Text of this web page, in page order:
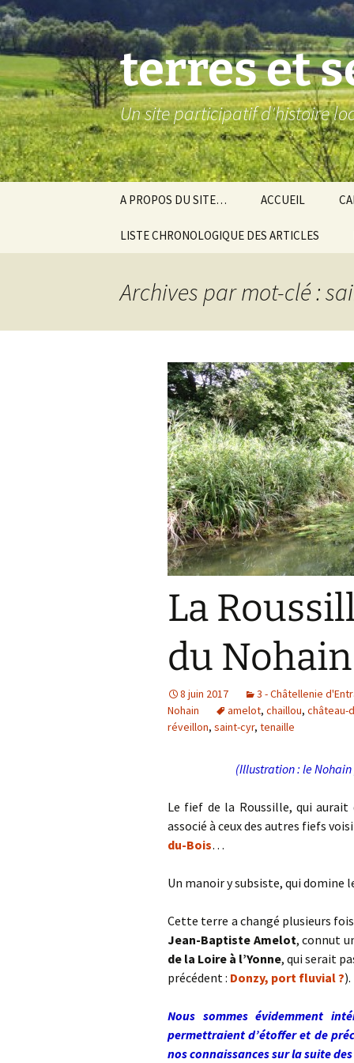
Aller
au
contenu
terres et
Un site participatif d'histoire
A PROPOS DU SITE… ACCUEIL
LISTE CHRONOLOGIQUE DES ARTICLES
Archives par mot-clé :
La
du Nohain
8 juin 2017 3 - Châtellenie
Nohain
amelot, chaillou, château-
réveillon, saint-cyr, tenaille
(Illustration : le Nohain
Le fief de la Roussille, qui
associé à ceux des autres fiefs
du-Bois…
Un manoir y subsiste, qui domine
Cette terre a changé plusieurs
Jean-Baptiste Amelot, connut
de la Loire à l’Yonne, qui serait
précédent : Donzy, port fluvial ?).
Nous sommes évidemment
permettraient d’étoffer et de
nos connaissances sur la suite